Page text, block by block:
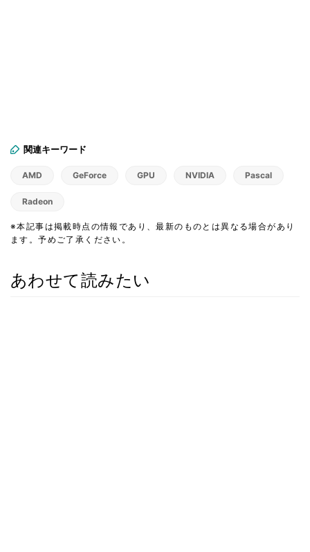
関連キーワード
AMD GeForce GPU NVIDIA Pascal
Radeon
※本記事は掲載時点の情報であり、最新のものとは異なる場合があり
ます。予めご了承ください。
あわせて読みたい